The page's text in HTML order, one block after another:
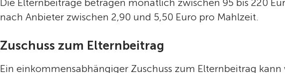
Die Elternbeiträge betragen monatlich zwischen 95 bis 220
nach Anbieter zwischen 2,90 und 5,50 Euro pro Mahlzeit.
Zuschuss zum Elternbeitrag
Ein einkommensabhängiger Zuschuss zum Elternbeitrag